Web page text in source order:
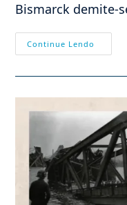
Bismarck demite-
Continue Lendo
–